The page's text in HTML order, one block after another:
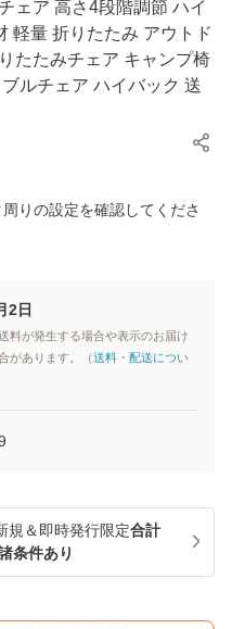
ェア 高さ4段階調節 ハイ
軽量 折りたたみ アウトド
たたみチェア キャンプ椅
ルチェア ハイバック 送
りの設定を確認してくださ
2日
料が発生する場合や表示のお届け
があります。（送料・配送につい
規＆即時発行限定合計
条件あり